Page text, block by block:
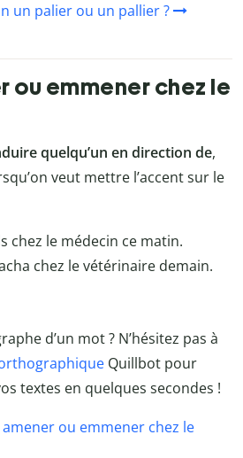
un palier ou un pallier ?
ou emmener chez le
quelqu’un en direction de,
veut mettre l’accent sur le
chez le médecin ce matin.
chez le vétérinaire demain.
d’un mot ? N’hésitez pas à
Quillbot pour
textes en quelques secondes !
ou emmener chez le